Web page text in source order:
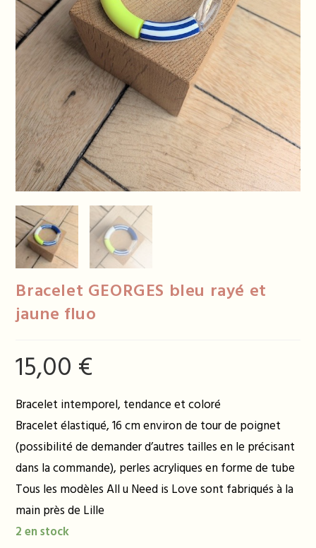
Bracelet GEORGES bleu rayé et
jaune fluo
15,00 €
Bracelet intemporel, tendance et coloré
Bracelet élastiqué, 16 cm environ de tour de poignet
(possibilité de demander d’autres tailles en le précisant
dans la commande), perles acryliques en forme de tube
Tous les modèles All u Need is Love sont fabriqués à la
main près de Lille
2 en stock